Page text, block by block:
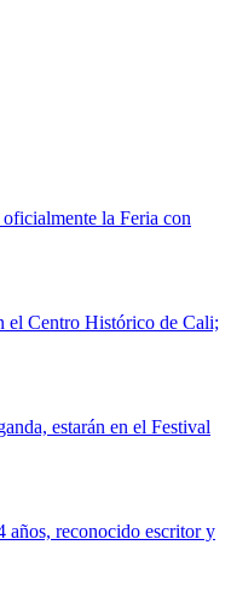
la Feria con
el Centro Histórico de Cali;
estarán en el Festival
reconocido escritor y